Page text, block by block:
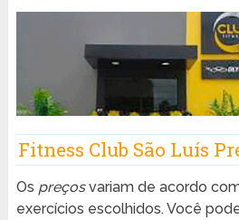
Fitness Club São Luís
Os preçosvariam de acordo
exercícios escolhidos. Você